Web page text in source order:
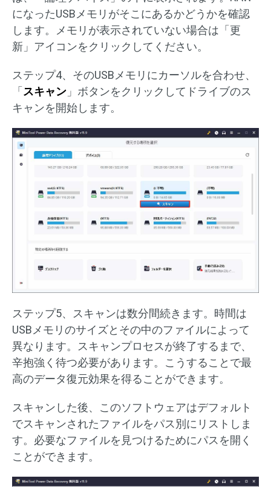
になったUSBメモリがそこにあるかどうかを確認
します。メモリが表示されていない場合は「更
新」アイコンをクリックしてください。
ステップ4、そのUSBメモリにカーソルを合わせ、
「 スキャン 」ボタンをクリックしてドライブのス
キャンを開始します。
ステップ5、スキャンは数分間続きます。時間は
USBメモリのサイズとその中のファイルによって
異なります。スキャンプロセスが終了するまで、
辛抱強く待つ必要があります。こうすることで最
高のデータ復元効果を得ることができます。
スキャンした後、このソフトウェアはデフォルト
でスキャンされたファイルをパス別にリストしま
す。必要なファイルを見つけるためにパスを開く
ことができます。